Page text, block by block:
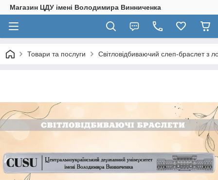
Магазин ЦДУ імені Володимира Винниченка
Товари та послуги Світловідбиваючий слеп-браслет з